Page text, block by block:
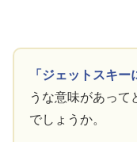
「ジェットスキー
うな意味があって
でしょうか。